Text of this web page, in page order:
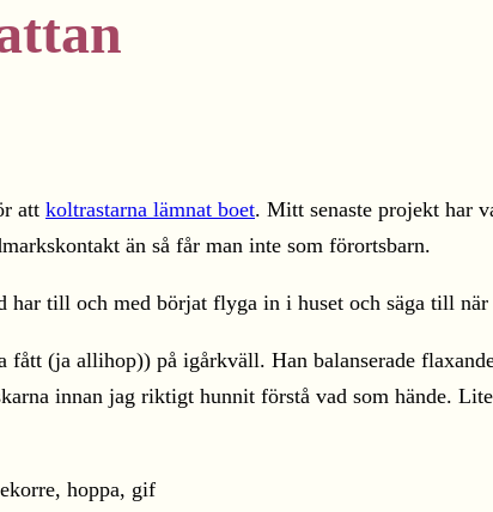
att koltrastarna lämnat boet. Mitt senaste projekt har
än så får man inte som förortsbarn.
till och med börjat flyga in i huset och säga till när
fått (ja allihop)) på igårkväll. Han balanserade
innan jag riktigt hunnit förstå vad som hände.